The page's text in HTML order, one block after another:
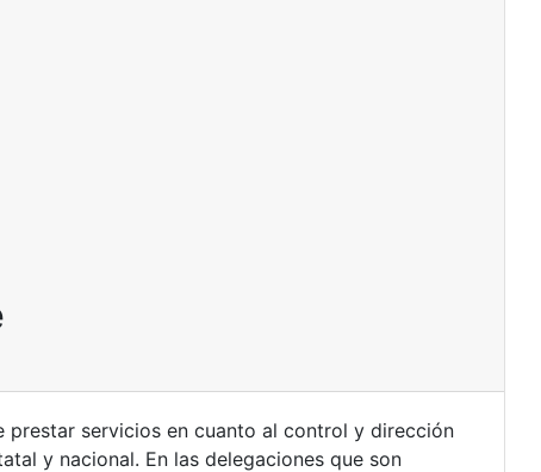
prestar servicios en cuanto al control y dirección
y nacional. En las delegaciones que son